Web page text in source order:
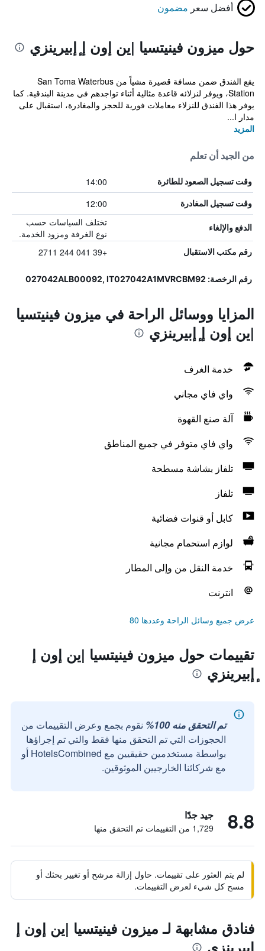
أفضل سعر مضمون
حول ميزون فينيتسيا |ين إون إ ٕإبيرينزي
يقع الفندق ضمن مسافة قصيرة مشياً من San Toma Waterbus
Station، ويوفر لنزلائه قاعدة مثالية أثناء تواجدهم في مدينة البندقية. كما
يوفر هذا الفندق للنزلاء معاملات فورية للحجز والمغادرة، استقبال على
مدار ا...
المزيد
من الجيد أن تعلم
وقت تسجيل الصعود للطائرة 14:00
وقت تسجيل المغادرة 12:00
الدفع والإلغاء
تختلف السياسات حسب
نوع الغرفة ومزود الخدمة.
رقم مكتب الاستقبال +39 041 244 2711
رقم الرخصة: 027042ALB00092, IT027042A1MVRCBM92
المزايا ووسائل الراحة في ميزون فينيتسيا
|ين إون إ ٕإبيرينزي
خدمة الغرف
واي فاي مجاني
آلة صنع القهوة
واي فاي متوفر في جميع المناطق
تلفاز بشاشة مسطحة
تلفاز
كابل أو قنوات فضائية
لوازم استحمام مجانية
خدمة النقل من وإلى المطار
انترنت
عرض جميع وسائل الراحة وعددها 80
تقييمات حول ميزون فينيتسيا |ين إون إ
ٕإبيرينزي
تم التحقق منه 100%
نقوم بجمع وعرض التقييمات من
الحجوزات التي تم التحقق منها فقط والتي تم إجراؤها
بواسطة مستخدمين حقيقيين مع HotelsCombined أو
مع شركائنا الخارجيين الموثوقين.
8.8 جيد جدًا
1,729 من التقييمات تم التحقق منها
لم يتم العثور على تقييمات. حاول إزالة مرشح أو تغيير بحثك أو
مسح كل شيء لعرض التقييمات.
فنادق مشابهة لـ ميزون فينيتسيا |ين إون إ
ٕإبيرينزي